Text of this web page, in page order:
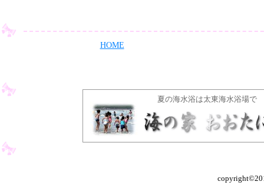
HOME
夏の海水浴は太東海水浴場で